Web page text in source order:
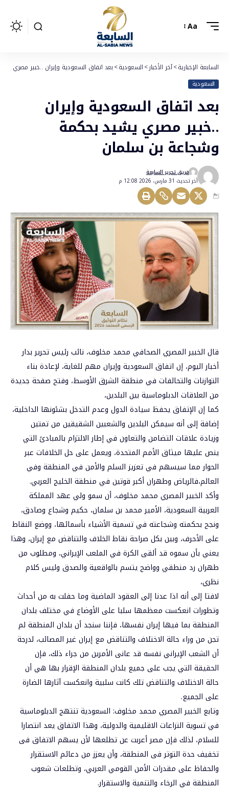
Aa
السابعة الإخبارية>آخر الأخبار>السعودية>بعد اتفاق السعودية وإيران ..خبير مصري
السعودية
بعد اتفاق السعودية وإيران
..خبير مصري يشيد بحكمة
وشجاعة بن سلمان
أخر تحديث 31 مارس، 2026 12:08 م
فريق تحرير السابعة
قال الخبير المصري الصحافي محمد مخلوف، نائب رئيس تحرير بدار
أخبار اليوم، إن اتفاق السعودية وإيران مهم للغاية، لإعادة بناء
التوازنات والتحالفات في منطقة الشرق الأوسط، وفتح صفحة جديدة
من العلاقات الدبلوماسية بين البلدين،
كما إن الإتفاق يحفظ سيادة الدول وعدم التدخل بشئونها الداخلية،
إضافة إلى أنه سيمكن البلدين والشعبين الشقيقين من تمتين
وزيادة علاقات التضامن والتعاون في إطار الالتزام بالمبادئ التي
ينص عليها ميثاق الأمم المتحدة، ويعمل على حل الخلافات عبر
الحوار مما سيسهم في تعزيز السلم والأمن في المنطقة وفي
العالم،فالرياض وطهران أكبر قوتين في منطقة الخليج العربي.
وأكد الخبير المصري محمد مخلوف، أن سمو ولي عهد المملكة
العربية السعودية، الأمير محمد بن سلمان، حكيم وشجاع وصادق،
ونجح بحكمته وشجاعته في تسمية الأشياء بأسمائها، ووضع النقاط
على الأحرف، وبين بکل صراحة نقاط الخلاف والتناقض مع إيران، وهذا
يعني بأن سموه قد ألقى الكرة في الملعب الإيراني، ومطلوب من
طهران رد منطقي وواضح يتسم بالواقعية والصدق وليس کلام
نظري،
لافتا إلى أنه اذا عدنا إلى العقود الماضية وما حفلت به من أحداث
وتطورات انعکست معظمها سلبا على الأوضاع في مختلف بلدان
المنطقة بما فيها إيران نفسها، فإننا سنجد أن بلدان المنطقة لم
تجن من وراء حالة الاختلاف والتناقض مع إيران غير المصائب، لدرجة
أن الشعب الإيراني نفسه قد عانى الأمرين من جراء ذلك، فإن
الحقيقة التي يجب على جميع بلدان المنطقة الإقرار بها هي أن
حالة الاختلاف والتناقض تلك کانت سلبية وانعكست آثارها الضارة
على الجميع.
وتابع الخبير المصري محمد مخلوف: السعودية تنتهج الدبلوماسية
في تسوية النزاعات الاقليمية والدولية، وهذا الاتفاق يعد انتصارا
للسلام، لذلك فإن مصر أعربت عن تطلعها لأن يسهم الاتفاق فى
تخفيف حدة التوتر فى المنطقة، وأن يعزز من دعائم الاستقرار
والحفاظ على مقدرات الأمن القومي العربي، وتطلعات شعوب
المنطقة في الرخاء والتنمية والاستقرار.